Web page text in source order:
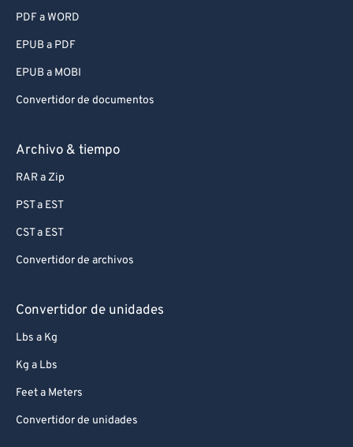
PDF a WORD
EPUB a PDF
EPUB a MOBI
Convertidor de documentos
Archivo & tiempo
RAR a Zip
PST a EST
CST a EST
Convertidor de archivos
Convertidor de unidades
Lbs a Kg
Kg a Lbs
Feet a Meters
Convertidor de unidades